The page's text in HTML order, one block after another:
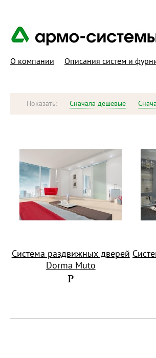
О компании Описания систем и
Показать: Сначала дешевые
Система раздвижных дверей
Dorma Muto
Р